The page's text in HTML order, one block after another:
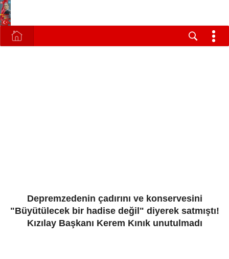
Depremzedenin çadırını ve konservesini
"Büyütülecek bir hadise değil" diyerek satmıştı!
Kızılay Başkanı Kerem Kınık unutulmadı